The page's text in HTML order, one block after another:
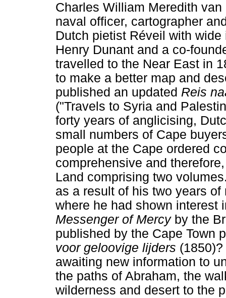
Charles William Meredith
naval officer, cartographer
Dutch pietist Réveil with
Henry Dunant and a co-
travelled to the Near East in
to make a better map and
published an updated Reis
("Travels to Syria and
forty years of anglicising,
small numbers of Cape
people at the Cape ordered
comprehensive and
Land comprising two
as a result of his two years
where he had shown interest
Messenger of Mercy by the
published by the Cape Town
voor geloovige lijders
awaiting new information to
the paths of Abraham, the
wilderness and desert to the